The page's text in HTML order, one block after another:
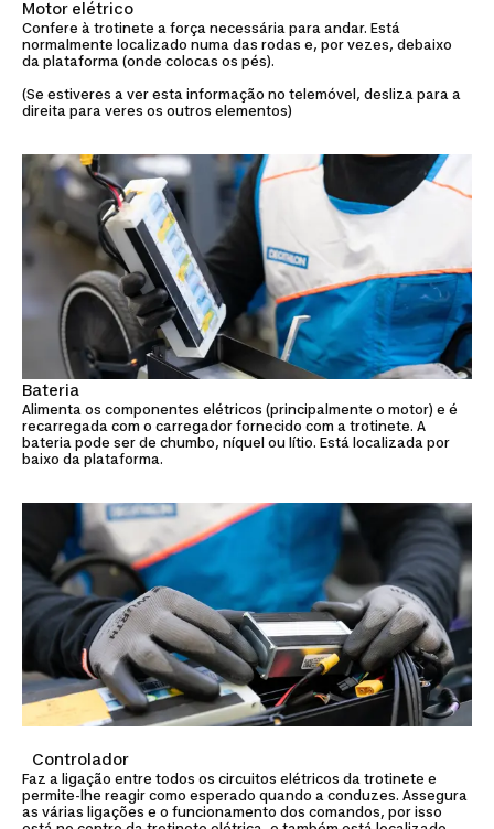
Motor elétrico
Confere à trotinete a força necessária para andar. Está
normalmente localizado numa das rodas e, por vezes, debaixo
da plataforma (onde colocas os pés).
(Se estiveres a ver esta informação no telemóvel, desliza para a
direita para veres os outros elementos)
Bateria
Alimenta os componentes elétricos (principalmente o motor) e é
recarregada com o carregador fornecido com a trotinete. A
bateria pode ser de chumbo, níquel ou lítio. Está localizada por
baixo da plataforma.
Controlador
Faz a ligação entre todos os circuitos elétricos da trotinete e
permite-lhe reagir como esperado quando a conduzes. Assegura
as várias ligações e o funcionamento dos comandos, por isso